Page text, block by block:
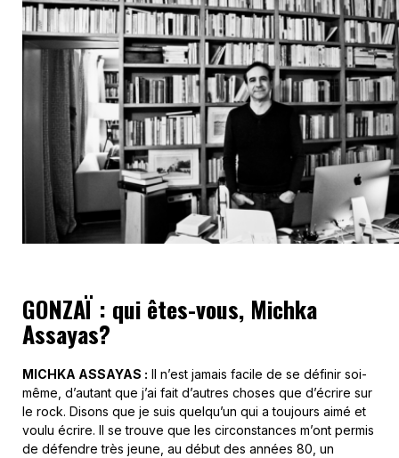
GONZAÏ : qui êtes-vous, Michka
Assayas?
MICHKA ASSAYAS : Il n’est jamais facile de se définir soi-
même, d’autant que j’ai fait d’autres choses que d’écrire sur
le rock. Disons que je suis quelqu’un qui a toujours aimé et
voulu écrire. Il se trouve que les circonstances m’ont permis
de défendre très jeune, au début des années 80, un